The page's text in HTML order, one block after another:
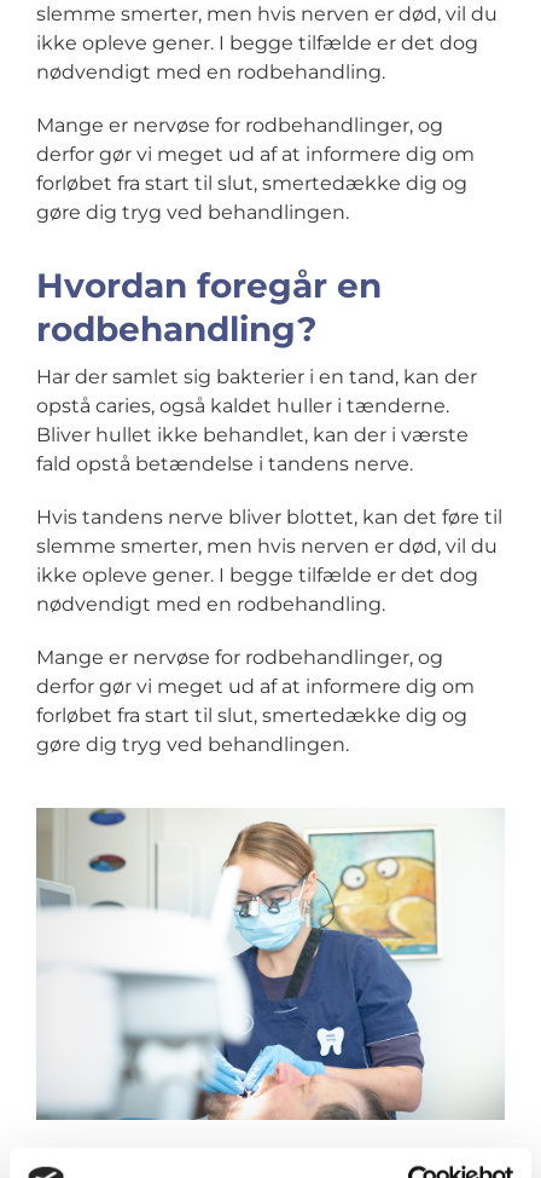
slemme smerter, men hvis nerven er død, vil du
ikke opleve gener. I begge tilfælde er det dog
nødvendigt med en rodbehandling.
Mange er nervøse for rodbehandlinger, og
derfor gør vi meget ud af at informere dig om
forløbet fra start til slut, smertedække dig og
gøre dig tryg ved behandlingen.
Hvordan foregår en
rodbehandling?
Har der samlet sig bakterier i en tand, kan der
opstå caries, også kaldet huller i tænderne.
Bliver hullet ikke behandlet, kan der i værste
fald opstå betændelse i tandens nerve.
Hvis tandens nerve bliver blottet, kan det føre til
slemme smerter, men hvis nerven er død, vil du
ikke opleve gener. I begge tilfælde er det dog
nødvendigt med en rodbehandling.
Mange er nervøse for rodbehandlinger, og
derfor gør vi meget ud af at informere dig om
forløbet fra start til slut, smertedække dig og
gøre dig tryg ved behandlingen.